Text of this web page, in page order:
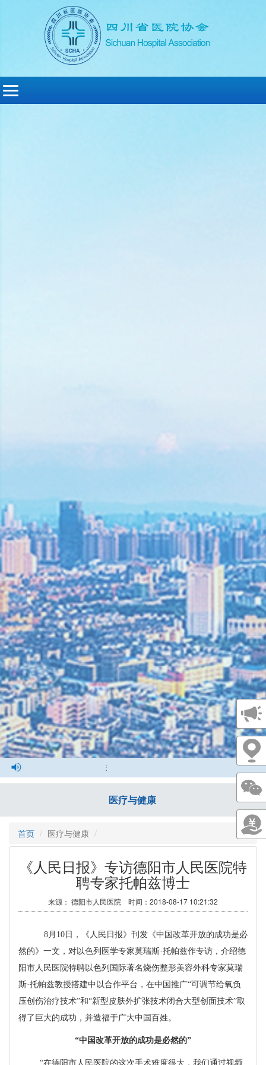
切
换
欢迎会员单位投稿，投稿邮箱
医疗与健康
首页 医疗与健康
《人民日报》专访德阳市人民医院特
聘专家托帕兹博士
来源： 德阳市人民医院 时间：2018-08-17 10:21:32
8月 10日，《人民日报》刊发《中国改革开放的成功是必
然的》一文，对以色列医学专家莫瑞斯·托帕兹作专访，介绍德
阳市人民医院特聘以色列国际著名烧伤整形美容外科专家莫瑞
斯·托帕兹教授搭建中以合作平台，在中国推广“可调节给氧负
压创伤治疗技术”和“新型皮肤外扩张技术闭合大型创面技术”取
得了巨大的成功，并造福于广大中国百姓。
“中国改革开放的成功是必然的”
“在德阳市人民医院的这次手术难度很大，我们通过视频